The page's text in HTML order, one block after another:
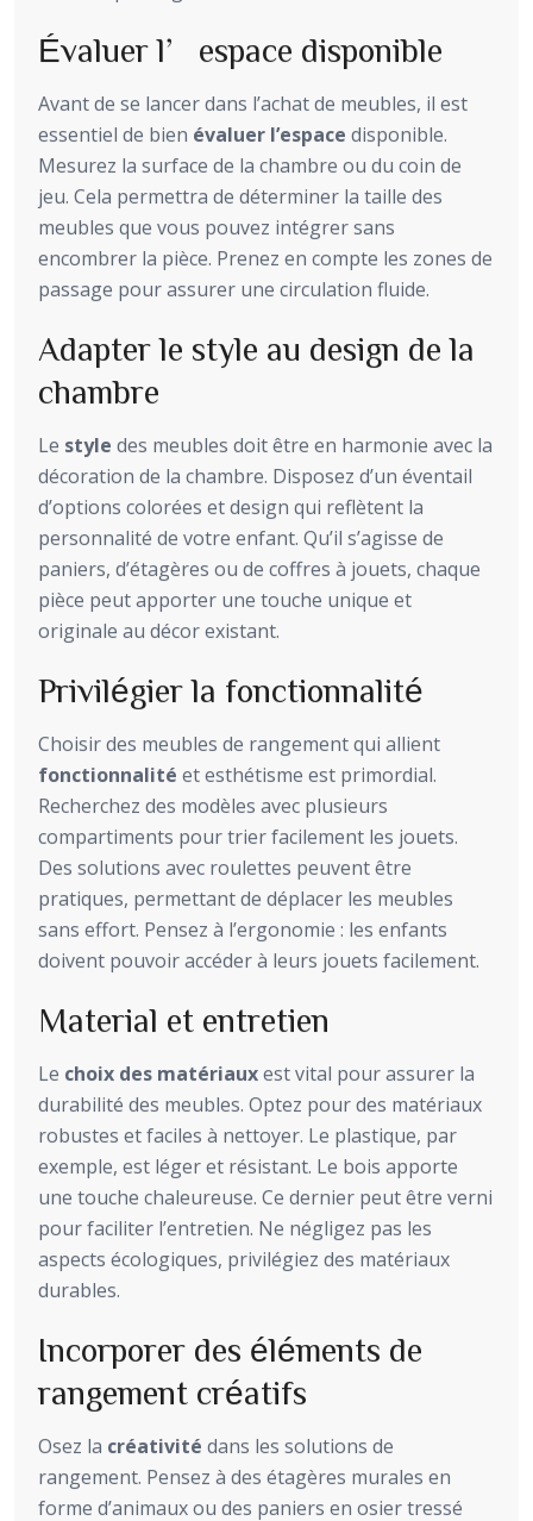
Évaluer l’espace disponible
Avant de se lancer dans l’achat de meubles, il est
essentiel de bien évaluer l’espace disponible.
Mesurez la surface de la chambre ou du coin de
jeu. Cela permettra de déterminer la taille des
meubles que vous pouvez intégrer sans
encombrer la pièce. Prenez en compte les zones de
passage pour assurer une circulation fluide.
Adapter le style au design de la
chambre
Le style des meubles doit être en harmonie avec la
décoration de la chambre. Disposez d’un éventail
d’options colorées et design qui reflètent la
personnalité de votre enfant. Qu’il s’agisse de
paniers, d’étagères ou de coffres à jouets, chaque
pièce peut apporter une touche unique et
originale au décor existant.
Privilégier la fonctionnalité
Choisir des meubles de rangement qui allient
fonctionnalité et esthétisme est primordial.
Recherchez des modèles avec plusieurs
compartiments pour trier facilement les jouets.
Des solutions avec roulettes peuvent être
pratiques, permettant de déplacer les meubles
sans effort. Pensez à l’ergonomie : les enfants
doivent pouvoir accéder à leurs jouets facilement.
Material et entretien
Le choix des matériauxest vital pour assurer la
durabilité des meubles. Optez pour des matériaux
robustes et faciles à nettoyer. Le plastique, par
exemple, est léger et résistant. Le bois apporte
une touche chaleureuse. Ce dernier peut être verni
pour faciliter l’entretien. Ne négligez pas les
aspects écologiques, privilégiez des matériaux
durables.
Incorporer des éléments de
rangement créatifs
Osez la créativité dans les solutions de
rangement. Pensez à des étagères murales en
forme d’animaux ou des paniers en osier tressé